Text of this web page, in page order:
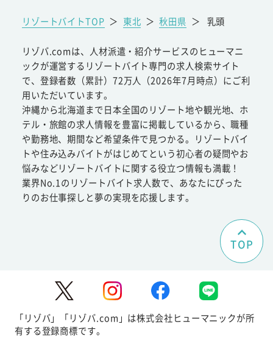
リゾートバイトTOP ＞ 東北 ＞ 秋田県 ＞ 乳頭
リゾバ.comは、人材派遣・紹介サービスのヒューマニ
ックが運営するリゾートバイト専門の求人検索サイト
で、登録者数（累計）72万人（2026年7月時点）にご利
用いただいています。
沖縄から北海道まで日本全国のリゾート地や観光地、ホ
テル・旅館の求人情報を豊富に掲載しているから、職種
や勤務地、期間など希望条件で見つかる。リゾートバイ
トや住み込みバイトがはじめてという初心者の疑問やお
悩みなどリゾートバイトに関する役立つ情報も満載！
業界No.1のリゾートバイト求人数で、あなたにぴった
りのお仕事探しと夢の実現を応援します。
TOP
「リゾバ」「リゾバ.com」は株式会社ヒューマニックが所
有する登録商標です。